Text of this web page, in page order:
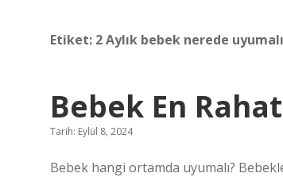
Etiket: 2 Aylık bebek nerede uyumalı
Bebek En
Tarih: Eylül 8, 2024
Bebek hangi ortamda uyumalı?